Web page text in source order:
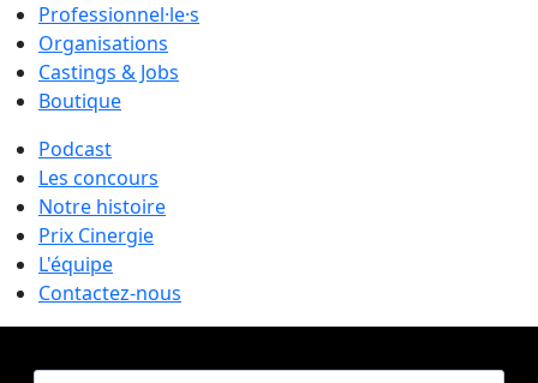
Professionnel·le·s
Organisations
Castings & Jobs
Boutique
Podcast
Les concours
Notre histoire
Prix Cinergie
L'équipe
Contactez-nous